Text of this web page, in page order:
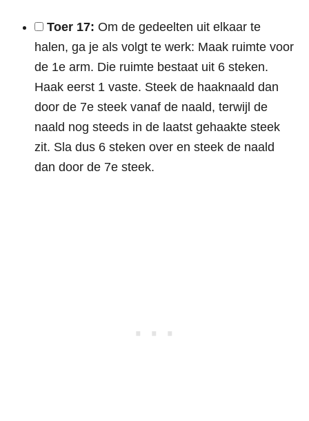
Toer 17: Om de gedeelten uit elkaar te
halen, ga je als volgt te werk: Maak ruimte voor
de 1e arm. Die ruimte bestaat uit 6 steken.
Haak eerst 1 vaste. Steek de haaknaald dan
door de 7e steek vanaf de naald, terwijl de
naald nog steeds in de laatst gehaakte steek
zit. Sla dus 6 steken over en steek de naald
dan door de 7e steek.